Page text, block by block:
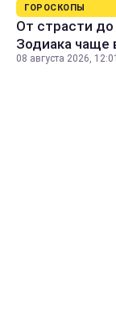
ГОРОСКОПЫ
От страсти до
Зодиака чаще
08 августа 2026, 12:01